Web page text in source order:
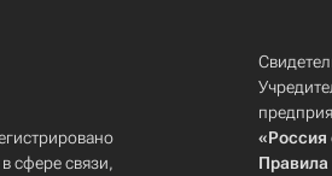
сфере связи,
«Россия
Правила